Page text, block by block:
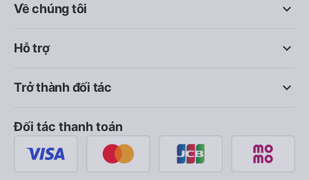
keyboard_arrow_down
Về chúng tôi
keyboard_arrow_down
Hỗ trợ
keyboard_arrow_down
Trở thành đối tác
Đối tác thanh toán